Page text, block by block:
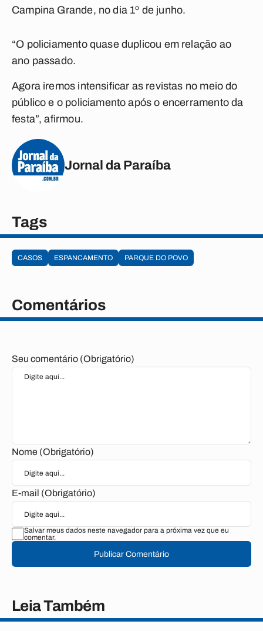
Campina Grande, no dia 1º de junho.
“O policiamento quase duplicou em relação ao
ano passado.
Agora iremos intensificar as revistas no meio do
público e o policiamento após o encerramento da
festa”, afirmou.
Jornal da Paraíba
Tags
CASOS ESPANCAMENTO PARQUE DO POVO
Comentários
Seu comentário (Obrigatório)
Nome (Obrigatório)
E-mail (Obrigatório)
Salvar meus dados neste navegador para a próxima vez que eu
comentar.
Publicar Comentário
Leia Também